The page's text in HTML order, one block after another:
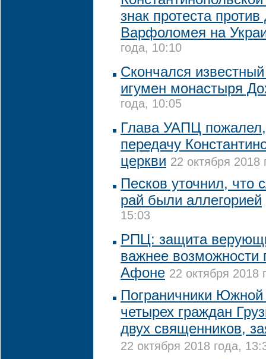
знак протеста
Варфоломея на
года, 10:10
Скончался
игумен монастыря
года, 10:05
Глава УАПЦ пожалел,
передачу
церкви 22 октября 2018
Песков уточнил, что
рай были аллегорией
15:03
РПЦ: защита
важнее возможности
Афоне 22 октября 2018
Пограничники
четырех граждан
двух священников,
22 октября 2018 года,